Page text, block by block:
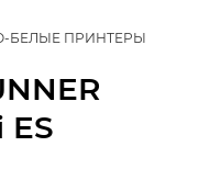
БЕЛЫЕ ПРИНТЕРЫ
ES